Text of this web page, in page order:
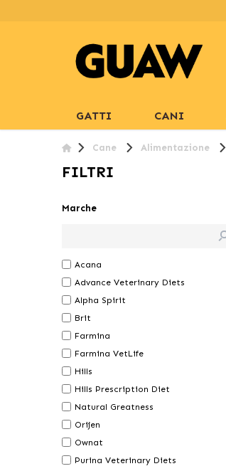
GATTI CANI
Cane Alimentazione
FILTRI
Marche
Acana
Advance Veterinary Diets
Alpha Spirit
Brit
Farmina
Farmina VetLife
Hills
Hills Prescription Diet
Natural Greatness
Orijen
Ownat
Purina Veterinary Diets